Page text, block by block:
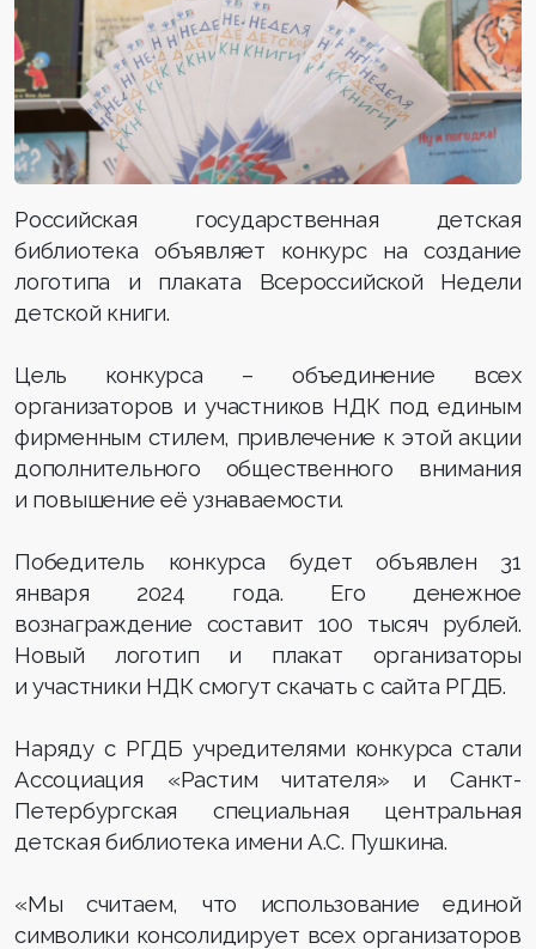
Российская государственная детская
библиотека объявляет конкурс на создание
логотипа и плаката Всероссийской Недели
детской книги.
Цель конкурса – объединение всех
организаторов и участников НДК под единым
фирменным стилем, привлечение к этой акции
дополнительного общественного внимания
и повышение её узнаваемости.
Победитель конкурса будет объявлен 31
января 2024 года. Его денежное
вознаграждение составит 100 тысяч рублей.
Новый логотип и плакат организаторы
и участники НДК смогут скачать с сайта РГДБ.
Наряду с РГДБ учредителями конкурса стали
Ассоциация «Растим читателя» и Санкт-
Петербургская специальная центральная
детская библиотека имени А.С. Пушкина.
«Мы считаем, что использование единой
символики консолидирует всех организаторов